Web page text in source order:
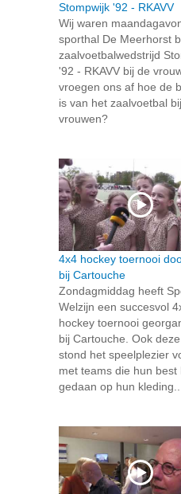
Stompwijk '92 - RKAVV
Wij waren
sporthal De Meerhorst
zaalvoetbalwedstrijd
'92 - RKAVV bij de
vroegen ons af hoe de
is van het zaalvoetbal
vrouwen?
4x4 hockey toernooi
bij Cartouche
Zondagmiddag heeft
Welzijn een succesvol
hockey toernooi
bij Cartouche. Ook
stond het speelplezier
met teams die hun best
gedaan op hun kleding...